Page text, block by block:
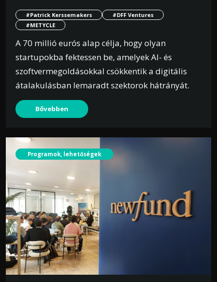
#Patrick Kerssemakers
#DFF Ventures
#METYCLE
A 70 millió eurós alap célja, hogy olyan
startupokba fektessen be, amelyek AI- és
szoftvermegoldásokkal csökkentik a digitális
átalakulásban lemaradt szektorok hátrányát.
Bővebben
Programok, lehetőségek